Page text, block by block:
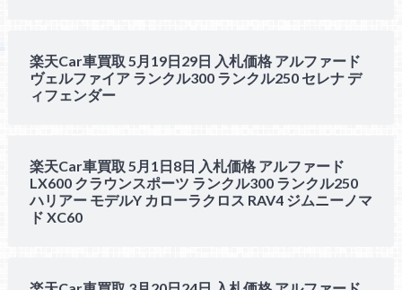
楽天Car車買取 5月19日29日 入札価格 アルファード
ヴェルファイア ランクル300 ランクル250 セレナ デ
ィフェンダー
楽天Car車買取 5月1日8日 入札価格 アルファード
LX600 クラウンスポーツ ランクル300 ランクル250
ハリアー モデルY カローラクロス RAV4 ジムニーノマ
ド XC60